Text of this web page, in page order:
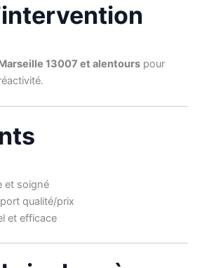
13007 et alentours pour
et soigné
qualité/prix
et efficace